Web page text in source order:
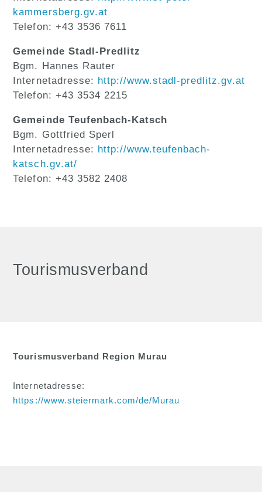
kammersberg.gv.at
Telefon: +43 3536 7611
Gemeinde Stadl-Predlitz
Bgm. Hannes Rauter
Internetadresse: http://www.stadl-predlitz.gv.at
Telefon: +43 3534 2215
Gemeinde Teufenbach-Katsch
Bgm. Gottfried Sperl
Internetadresse: http://www.teufenbach-
katsch.gv.at/
Telefon: +43 3582 2408
Tourismusverband
Tourismusverband Region Murau
Internetadresse:
https://www.steiermark.com/de/Murau